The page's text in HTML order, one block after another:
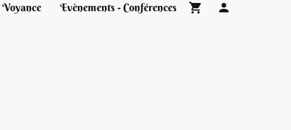
Evènements - Conférences